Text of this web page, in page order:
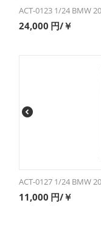
ACT-0123 1/24 BMW
24,000 円/￥
ACT-0127 1/24 BMW
11,000 円/￥